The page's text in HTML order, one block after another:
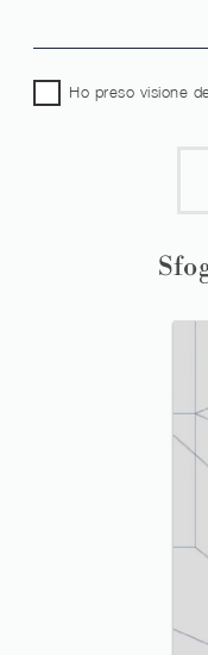
Ho preso visione